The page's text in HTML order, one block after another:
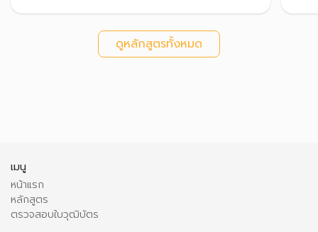
ดูหลักสูตรทั้งหมด
เมนู
หน้าแรก
หลักสูตร
ตรวจสอบใบวุฒิบัตร